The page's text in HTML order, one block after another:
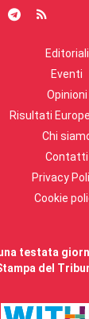
Editoriali
Eventi
Opinioni
Risultati
Chi
Contatti
Privacy
Cookie
una testata
del